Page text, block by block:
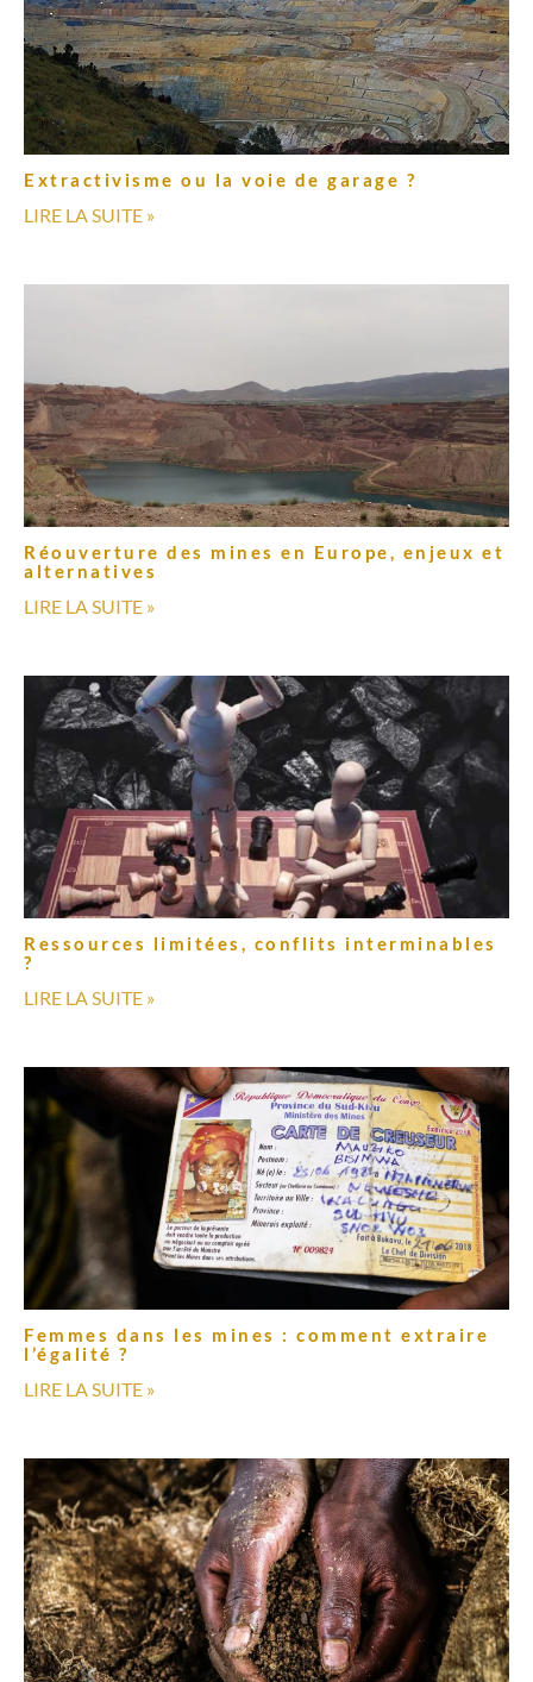
Extractivisme ou la voie de garage ?
LIRE LA SUITE »
Réouverture des mines en Europe, enjeux et
alternatives
LIRE LA SUITE »
Ressources limitées, conflits interminables
?
LIRE LA SUITE »
Femmes dans les mines : comment extraire
l’égalité ?
LIRE LA SUITE »